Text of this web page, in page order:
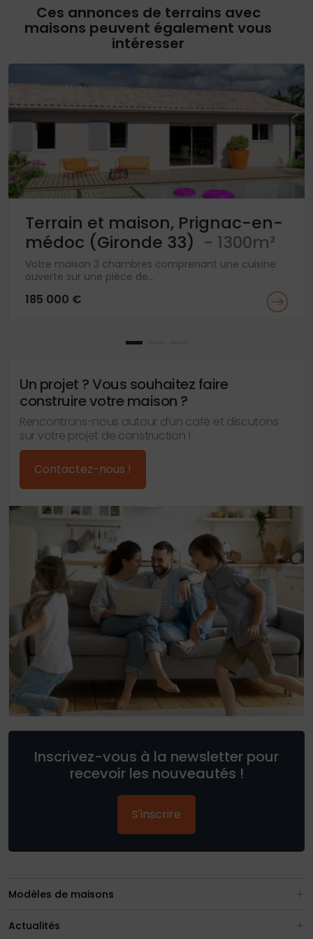
Ces annonces de terrains avec
maisons peuvent également vous
intéresser
Terrain et maison, Prignac-en-
médoc (Gironde 33) - 1300m²
Votre maison 3 chambres comprenant une cuisine
ouverte sur une pièce de...
185 000 €
Un projet ? Vous souhaitez faire
construire votre maison ?
Rencontrons-nous autour d’un café et discutons
sur votre projet de construction !
Contactez-nous !
Inscrivez-vous à la newsletter pour
recevoir les nouveautés !
S'inscrire
Modèles de maisons
Actualités